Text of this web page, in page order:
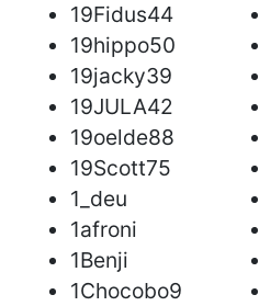
19Fidus44
19hippo50
19jacky39
19JULA42
19oelde88
19Scott75
1_deu
1afroni
1Benji
1Chocobo9